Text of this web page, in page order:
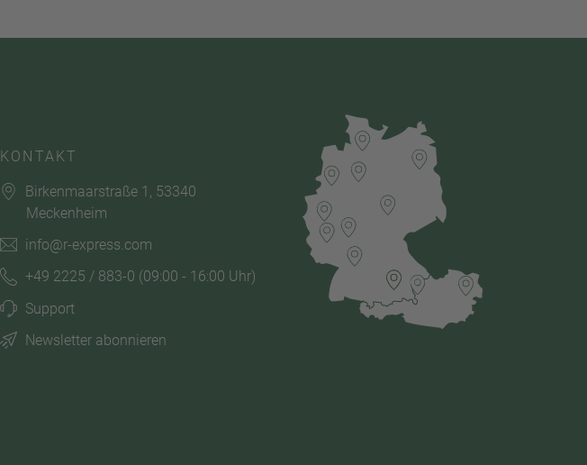
KONTAKT
Birkenmaarstraße 1, 53340
Meckenheim
info@r-express.com
+49 2225 / 883-0 (09:00 - 16:00 Uhr)
Support
Newsletter abonnieren